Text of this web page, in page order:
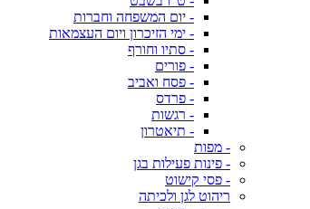
- יום המשפחה וחברות
- ימי הזיכרון ויום העצמאות
- סתיו וחורף
- פורים
- פסח ואביב
- פרדס
- רגשות
- תיאטרון
- מפות
- פינות פעילות בגן
- פסי קישוט
ריהוט לגן ולכיתה